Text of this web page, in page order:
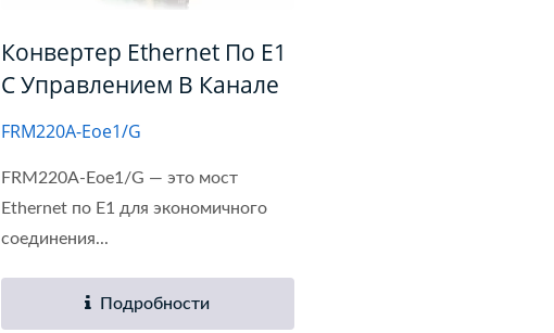
Конвертер Ethernet По E1
С Управлением В Канале
FRM220A-Eoe1/G
FRM220A-Eoe1/G — это мост
Ethernet по E1 для экономичного
соединения...
Подробности